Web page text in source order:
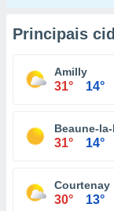
Principais
Amilly
31° 14°
Beaune-
31° 14°
Courtenay
30° 13°